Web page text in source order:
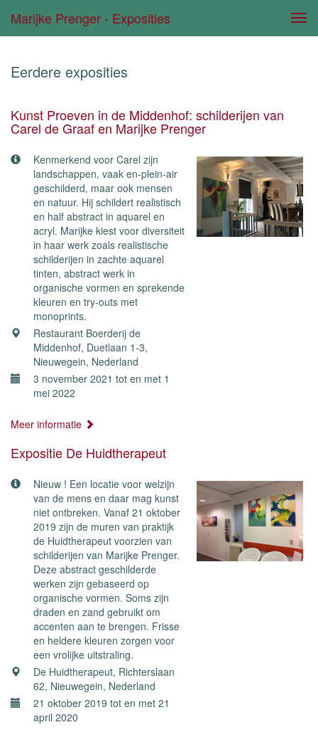
Marijke Prenger - Exposities
Eerdere exposities
Kunst Proeven in de Middenhof: schilderijen van
Carel de Graaf en Marijke Prenger
Kenmerkend voor Carel zijn
landschappen, vaak en-plein-air
geschilderd, maar ook mensen
en natuur. Hij schildert realistisch
en half abstract in aquarel en
acryl. Marijke kiest voor diversiteit
in haar werk zoals realistische
schilderijen in zachte aquarel
tinten, abstract werk in
organische vormen en sprekende
kleuren en try-outs met
monoprints.
Restaurant Boerderij de
Middenhof, Duetlaan 1-3,
Nieuwegein, Nederland
3 november 2021 tot en met 1
mei 2022
Meer informatie
Expositie De Huidtherapeut
Nieuw ! Een locatie voor welzijn
van de mens en daar mag kunst
niet ontbreken. Vanaf 21 oktober
2019 zijn de muren van praktijk
de Huidtherapeut voorzien van
schilderijen van Marijke Prenger.
Deze abstract geschilderde
werken zijn gebaseerd op
organische vormen. Soms zijn
draden en zand gebruikt om
accenten aan te brengen. Frisse
en heldere kleuren zorgen voor
een vrolijke uitstraling.
De Huidtherapeut, Richterslaan
62, Nieuwegein, Nederland
21 oktober 2019 tot en met 21
april 2020